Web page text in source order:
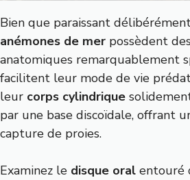
Bien que paraissant
anémones de mer possèdent
anatomiques remarquablement
facilitent leur mode de vie
leur corps cylindrique
par une base discoïdale, offrant
capture de proies.
Examinez le disque oral entouré